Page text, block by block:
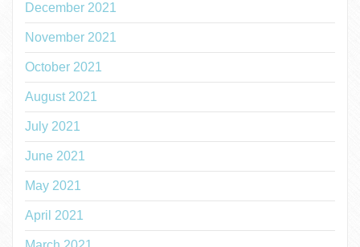
December 2021
November 2021
October 2021
August 2021
July 2021
June 2021
May 2021
April 2021